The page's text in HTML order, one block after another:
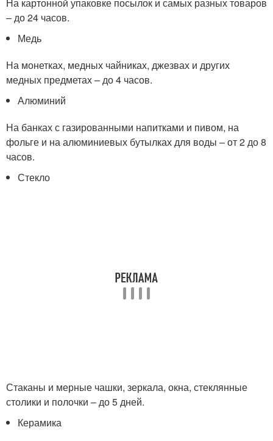
– до 24 часов.
Медь
На монетках, медных чайниках, джезвах и других
медных предметах – до 4 часов.
Алюминий
На банках с газированными напитками и пивом, на
фольге и на алюминиевых бутылках для воды – от 2 до 8
часов.
Стекло
Стаканы и мерные чашки, зеркала, окна, стеклянные
столики и полочки – до 5 дней.
Керамика